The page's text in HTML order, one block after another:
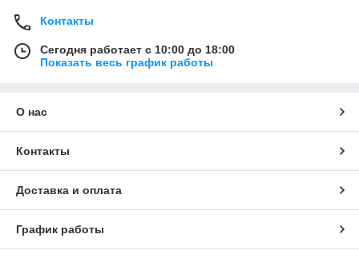
Контакты
Сегодня работает с 10:00 до 18:00
Показать весь график работы
О нас
Контакты
Доставка и оплата
График работы